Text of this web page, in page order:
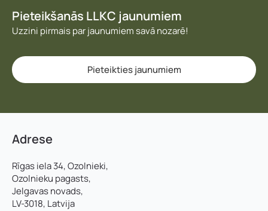
Pieteikšanās LLKC jaunumiem
Uzzini pirmais par jaunumiem savā nozarē!
Pieteikties jaunumiem
Adrese
Rīgas iela 34, Ozolnieki,
Ozolnieku pagasts,
Jelgavas novads,
LV-3018, Latvija